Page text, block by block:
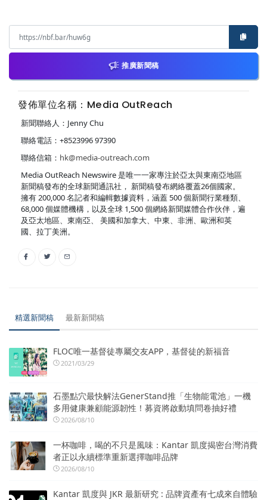
推廣新聞稿
發佈單位名稱：Media OutReach
新聞聯絡人：Jenny Chu
聯絡電話：+8523996 97390
聯絡信箱： hk@media-outreach.com
Media OutReach Newswire 是唯一一家專注於亞太與東南亞地區
新聞稿發布的全球新聞通訊社， 新聞稿發布網絡覆蓋26個國家。
擁有 200,000 名記者和編輯數據資料，涵蓋 500 個新聞行業種類、
68,000 個媒體機構，以及全球 1,500 個網絡新聞媒體合作伙伴，遍
及亞太地區、東南亞、 美國和加拿大、中東、非洲、歐洲和英
國、拉丁美洲。
精選新聞稿 最新新聞稿
FLOC唯一基督徒專屬交友APP，基督徒的新福音
2021/03/29
石墨點穴最快解法GenerStand推「生物能電池」一機
多用健康兼顧能源韌性！募資將啟動填問卷抽好禮
2026/08/10
一杯咖啡，喝的不只是風味：Kantar 凱度揭密台灣消費
者正以永續標準重新選擇咖啡品牌
2026/08/10
Kantar 凱度與 JKR 最新研究 : 品牌資產有七成來自體驗